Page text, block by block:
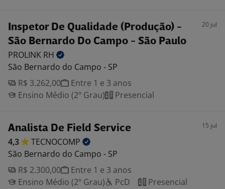
Inspetor De Qualidade (Produção) -
São Bernardo Do Campo - São Paulo
20 jul
PROLINK RH
São Bernardo do Campo - SP
R$ 3.262,00
Entre 1 e 3 anos
Ensino Médio (2º Grau)
Presencial
Analista De Field Service 15 jul
4,3
TECNOCOMP
São Bernardo do Campo - SP
R$ 2.300,00
Entre 1 e 3 anos
Ensino Médio (2º Grau)
PcD Presencial